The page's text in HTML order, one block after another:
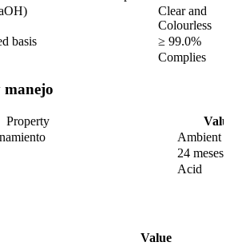
Clear and
Colourless
basis
≥ 99.0%
Complies
manejo
Property
Ambient
24 meses
Acid
Value